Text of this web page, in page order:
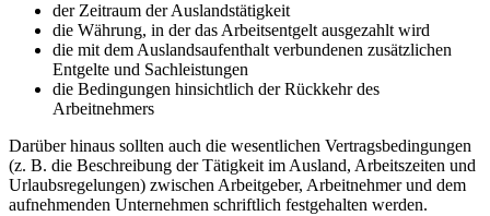
der Zeitraum der Auslandstätigkeit
die Währung, in der das Arbeitsentgelt ausgezahlt wird
die mit dem Auslandsaufenthalt verbundenen zusätzlichen
Entgelte und Sachleistungen
die Bedingungen hinsichtlich der Rückkehr des
Arbeitnehmers
Darüber hinaus sollten auch die wesentlichen Vertragsbedingungen
(z. B. die Beschreibung der Tätigkeit im Ausland, Arbeitszeiten und
Urlaubsregelungen) zwischen Arbeitgeber, Arbeitnehmer und dem
aufnehmenden Unternehmen schriftlich festgehalten werden.